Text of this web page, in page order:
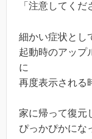
「注意してく
細かい症状とし
起動時のアップ
に
再度表示される
家に帰って復
ぴっかぴかにな